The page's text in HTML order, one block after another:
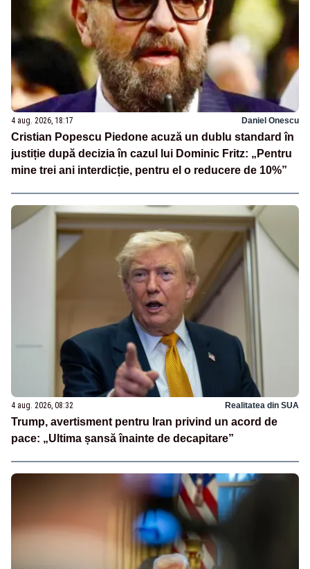
4 aug. 2026, 18:17 Daniel Onescu
Cristian Popescu Piedone acuză un dublu standard în
justiție după decizia în cazul lui Dominic Fritz: „Pentru
mine trei ani interdicție, pentru el o reducere de 10%”
4 aug. 2026, 08:32 Realitatea din SUA
Trump, avertisment pentru Iran privind un acord de
pace: „Ultima șansă înainte de decapitare”